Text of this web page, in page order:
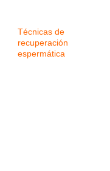
Técnicas de
recuperación
espermática